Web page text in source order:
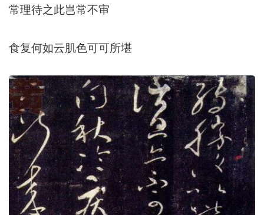
常理待之此岂常不审
食复何如云肌色可可所堪